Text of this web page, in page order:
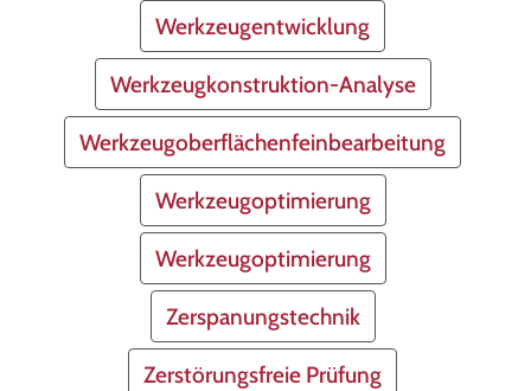
Werkzeugentwicklung
Werkzeugkonstruktion-Analyse
Werkzeugoberflächenfeinbearbeitung
Werkzeugoptimierung
Werkzeugoptimierung
Zerspanungstechnik
Zerstörungsfreie Prüfung